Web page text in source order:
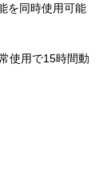
を同時使用可能
使用で15時間動